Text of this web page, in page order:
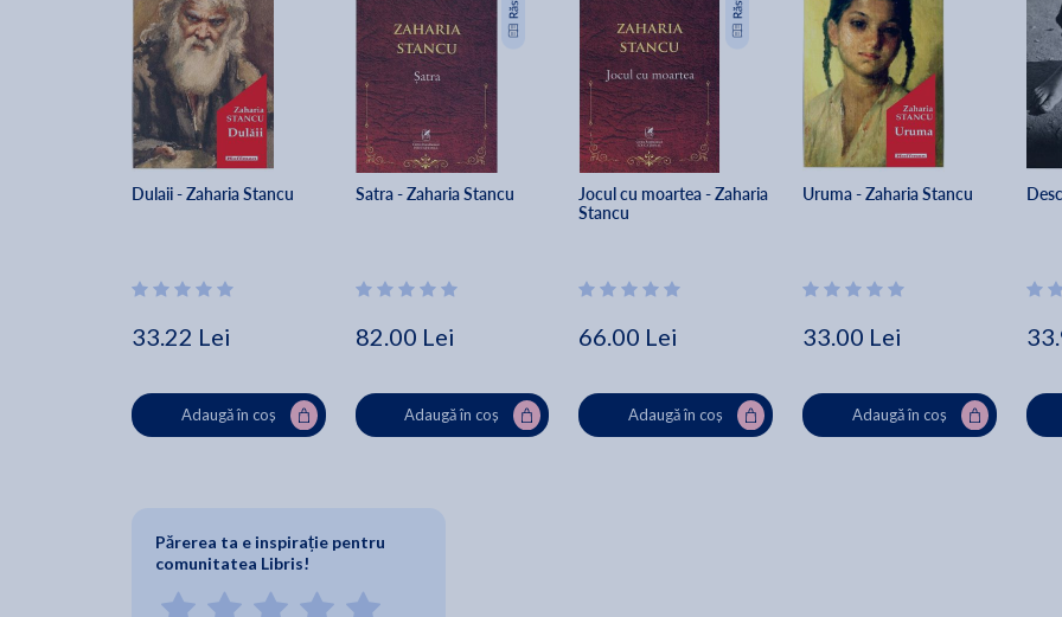
Dulaii - Zaharia Stancu
33.22 Lei
Adaugă în coș
Satra - Zaharia Stancu
82.00 Lei
Adaugă în coș
Jocul cu moartea - Zaharia
Stancu
66.00 Lei
Adaugă în coș
Uruma - Zaharia Stancu
33.00 Lei
Adaugă în coș
Părerea ta e inspirație pentru
comunitatea Libris!